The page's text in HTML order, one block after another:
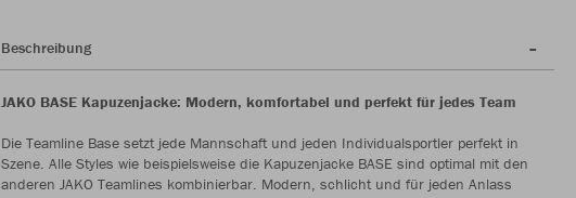
Beschreibung
JAKO BASE Kapuzenjacke: Modern, komfortabel und perfekt für jedes Team
Die Teamline Base setzt jede Mannschaft und jeden Individualsportler perfekt in
Szene. Alle Styles wie beispielsweise die Kapuzenjacke BASE sind optimal mit den
anderen JAKO Teamlines kombinierbar. Modern, schlicht und für jeden Anlass